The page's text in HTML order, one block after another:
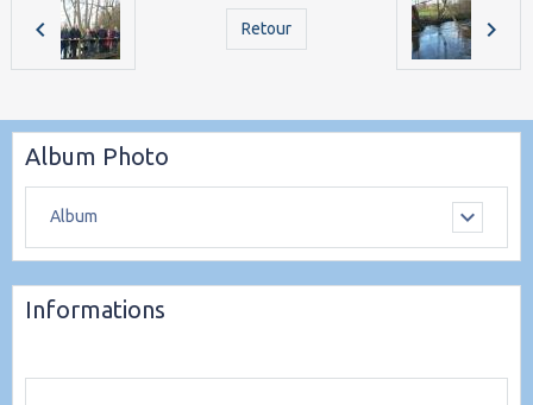
Retour
Album Photo
Album
Informations